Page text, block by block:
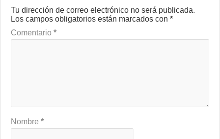
Tu dirección de correo electrónico no será publicada.
Los campos obligatorios están marcados con*
Comentario*
Nombre*